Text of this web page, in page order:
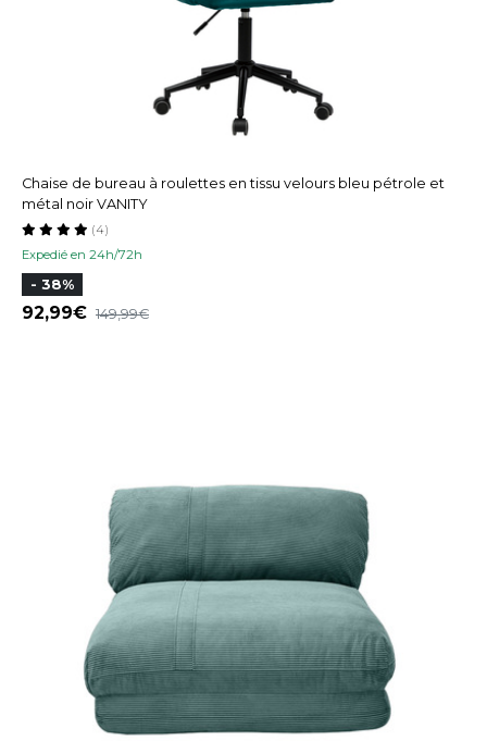
Chaise de bureau à roulettes en tissu velours bleu pétrole et
métal noir VANITY
Expedié en 24h/72h
(4)
- 38%
92,99 149,99